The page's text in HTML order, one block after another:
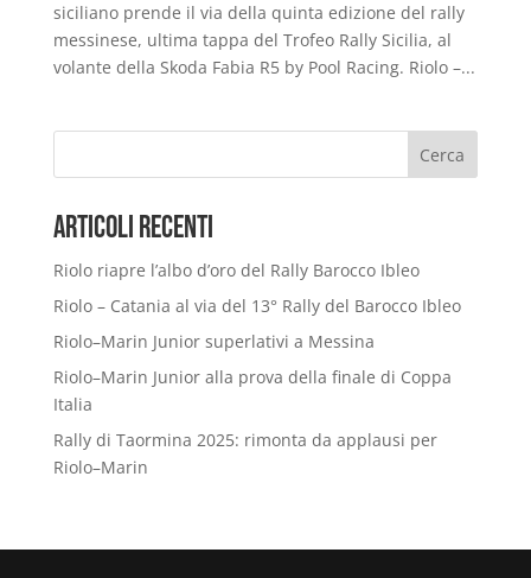
siciliano prende il via della quinta edizione del rally
messinese, ultima tappa del Trofeo Rally Sicilia, al
volante della Skoda Fabia R5 by Pool Racing. Riolo –...
Cerca
Articoli Recenti
Riolo riapre l’albo d’oro del Rally Barocco Ibleo
Riolo – Catania al via del 13° Rally del Barocco Ibleo
Riolo–Marin Junior superlativi a Messina
Riolo–Marin Junior alla prova della finale di Coppa
Italia
Rally di Taormina 2025: rimonta da applausi per
Riolo–Marin